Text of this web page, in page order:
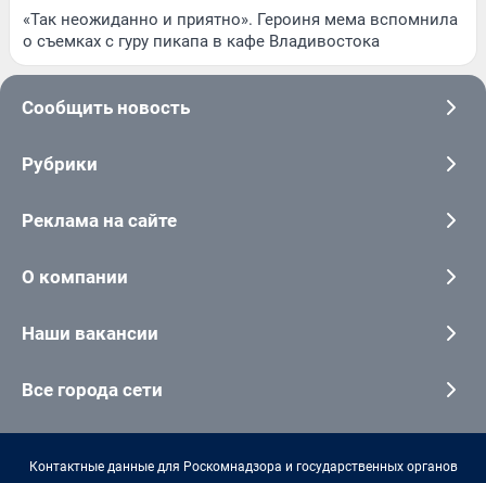
«Так неожиданно и приятно». Героиня мема вспомнила
о съемках с гуру пикапа в кафе Владивостока
Сообщить новость
Рубрики
Реклама на сайте
О компании
Наши вакансии
Все города сети
Контактные данные для Роскомнадзора и государственных органов